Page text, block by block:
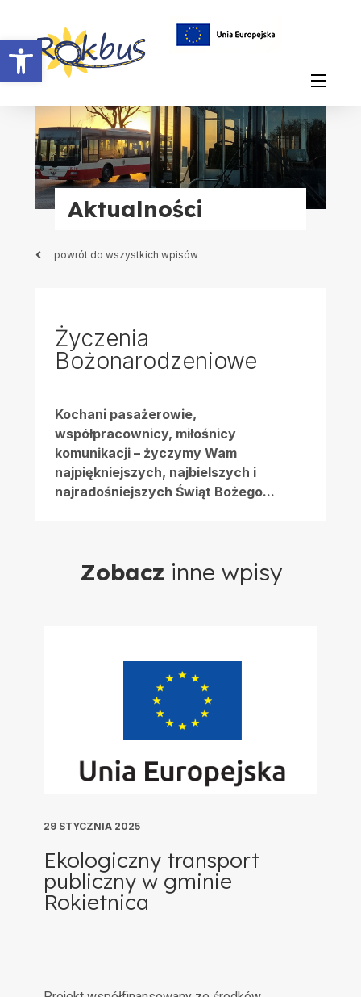
Otwórz pasek narzędzi
Aktualności
powrót do wszystkich wpisów
Życzenia
Bożonarodzeniowe
Kochani pasażerowie,
współpracownicy, miłośnicy
komunikacji – życzymy Wam
najpiękniejszych, najbielszych i
najradośniejszych Świąt Bożego...
Zobacz inne wpisy
29 STYCZNIA 2025
Ekologiczny transport
publiczny w gminie
Rokietnica